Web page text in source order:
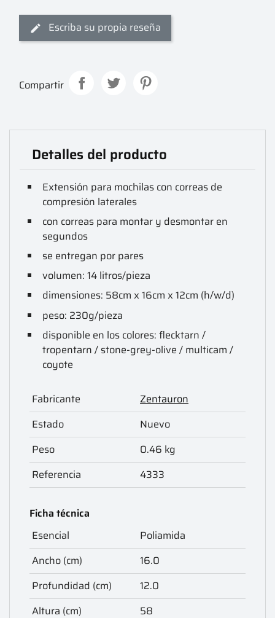
Escriba su propia reseña
Compartir
Detalles del producto
Extensión para mochilas con correas de
compresión laterales
con correas para montar y desmontar en
segundos
se entregan por pares
volumen: 14 litros/pieza
dimensiones: 58cm x 16cm x 12cm (h/w/d)
peso: 230g/pieza
disponible en los colores: flecktarn /
tropentarn / stone-grey-olive / multicam /
coyote
Fabricante
Zentauron
Estado
Nuevo
Peso
0.46 kg
Referencia
4333
Ficha técnica
Esencial
Poliamida
Ancho (cm)
16.0
Profundidad (cm)
12.0
Altura (cm)
58